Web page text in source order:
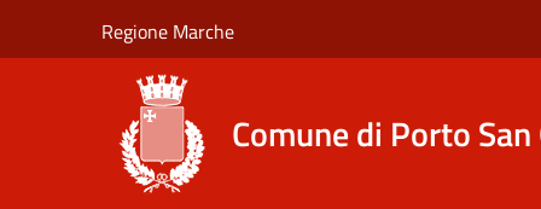
Regione Marche
Comune di Porto